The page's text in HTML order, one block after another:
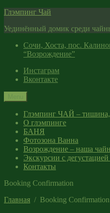
Skip
content
Глэмпинг Чай
Уединённый домик среди
Сочи, Хоста, пос.
“Возрождение”
Инстаграм
Вконтакте
Глэмпинг ЧАЙ –
О глэмпинге
БАНЯ
Фотозона Ванна
Возрождение – наша
Экскурсии с дегустацией
Контакты
Booking Confirmation
Главная
Booking Confirmation